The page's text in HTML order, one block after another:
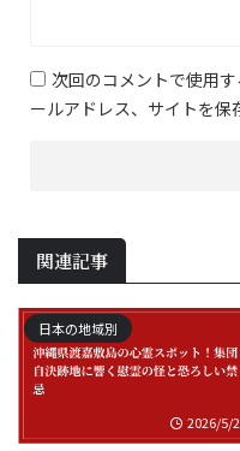
次回のコメントで使用
ールアドレス、サイトを保
関連記事
日本の地域別
2026/5/